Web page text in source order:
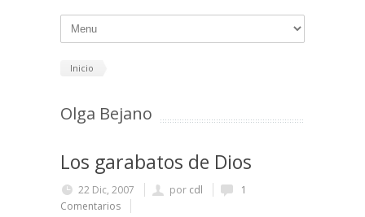
Inicio
Olga Bejano
Los garabatos de Dios
22 Dic, 2007 por cdl
1
Comentarios